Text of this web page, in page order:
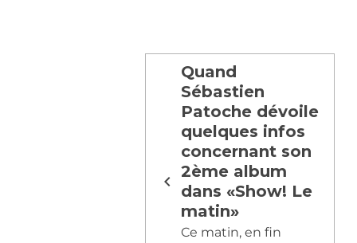
Quand
Sébastien
Patoche dévoile
quelques infos
concernant son
2ème album
dans «Show! Le
matin»
Ce matin, en fin